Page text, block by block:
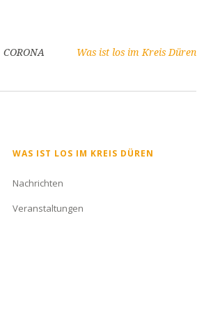
CORONA Was ist los im Kreis Düren
Navigation
WAS IST LOS IM KREIS DÜREN
Nachrichten
Veranstaltungen